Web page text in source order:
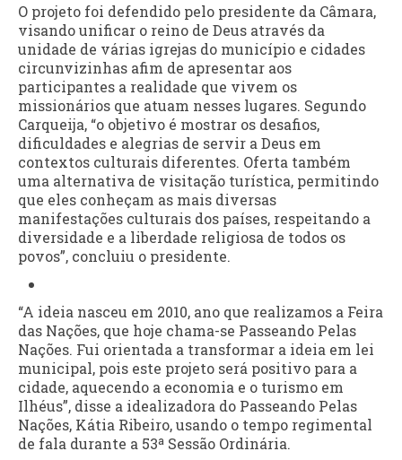
O projeto foi defendido pelo presidente da Câmara,
visando unificar o reino de Deus através da
unidade de várias igrejas do município e cidades
circunvizinhas afim de apresentar aos
participantes a realidade que vivem os
missionários que atuam nesses lugares. Segundo
Carqueija, “o objetivo é mostrar os desafios,
dificuldades e alegrias de servir a Deus em
contextos culturais diferentes. Oferta também
uma alternativa de visitação turística, permitindo
que eles conheçam as mais diversas
manifestações culturais dos países, respeitando a
diversidade e a liberdade religiosa de todos os
povos”, concluiu o presidente.
“A ideia nasceu em 2010, ano que realizamos a Feira
das Nações, que hoje chama-se Passeando Pelas
Nações. Fui orientada a transformar a ideia em lei
municipal, pois este projeto será positivo para a
cidade, aquecendo a economia e o turismo em
Ilhéus”, disse a idealizadora do Passeando Pelas
Nações, Kátia Ribeiro, usando o tempo regimental
de fala durante a 53ª Sessão Ordinária.